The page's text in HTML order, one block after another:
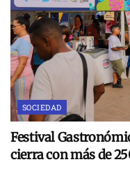
SOCIEDAD
Festival
cierra con más de